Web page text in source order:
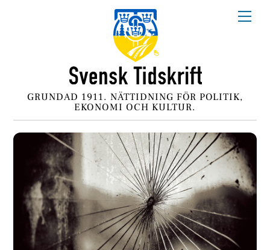
GRUNDAD 1911. NÄTTIDNING FÖR POLITIK,
EKONOMI OCH KULTUR.